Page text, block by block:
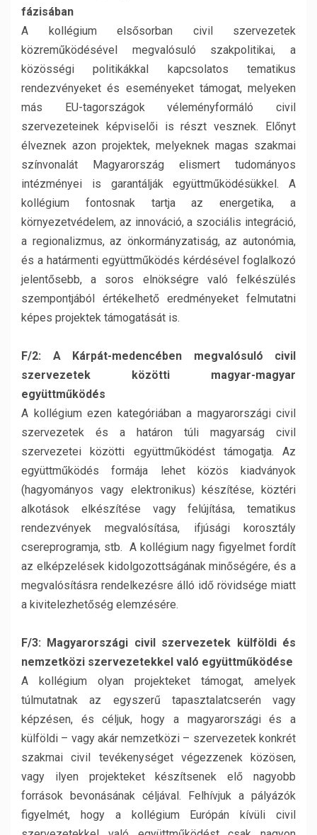
fázisában
A kollégium elsősorban civil szervezetek
közreműködésével megvalósuló szakpolitikai, a
közösségi politikákkal kapcsolatos tematikus
rendezvényeket és eseményeket támogat, melyeken
más EU-tagországok véleményformáló civil
szervezeteinek képviselői is részt vesznek. Előnyt
élveznek azon projektek, melyeknek magas szakmai
színvonalát Magyarország elismert tudományos
intézményei is garantálják együttműködésükkel. A
kollégium fontosnak tartja az energetika, a
környezetvédelem, az innováció, a szociális integráció,
a regionalizmus, az önkormányzatiság, az autonómia,
és a határmenti együttműködés kérdésével foglalkozó
jelentősebb, a soros elnökségre való felkészülés
szempontjából értékelhető eredményeket felmutatni
képes projektek támogatását is.
F/2: A Kárpát-medencében megvalósuló civil
szervezetek közötti magyar-magyar
együttműködés
A kollégium ezen kategóriában a magyarországi civil
szervezetek és a határon túli magyarság civil
szervezetei közötti együttműködést támogatja. Az
együttműködés formája lehet közös kiadványok
(hagyományos vagy elektronikus) készítése, köztéri
alkotások elkészítése vagy felújítása, tematikus
rendezvények megvalósítása, ifjúsági korosztály
csereprogramja, stb. A kollégium nagy figyelmet fordít
az elképzelések kidolgozottságának minőségére, és a
megvalósításra rendelkezésre álló idő rövidsége miatt
a kivitelezhetőség elemzésére.
F/3: Magyarországi civil szervezetek külföldi és
nemzetközi szervezetekkel való együttműködése
A kollégium olyan projekteket támogat, amelyek
túlmutatnak az egyszerű tapasztalatcserén vagy
képzésen, és céljuk, hogy a magyarországi és a
külföldi – vagy akár nemzetközi – szervezetek konkrét
szakmai civil tevékenységet végezzenek közösen,
vagy ilyen projekteket készítsenek elő nagyobb
források bevonásának céljával. Felhívjuk a pályázók
figyelmét, hogy a kollégium Európán kívüli civil